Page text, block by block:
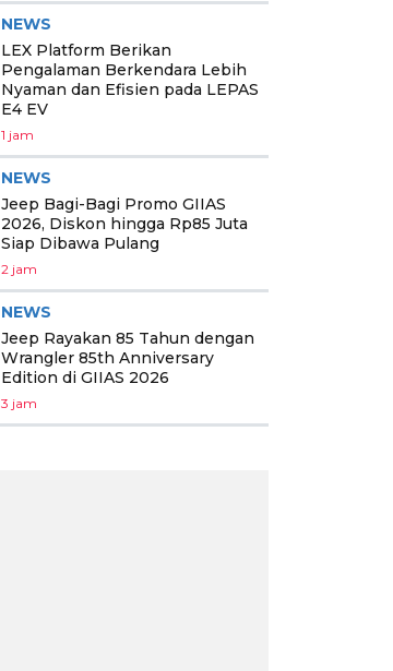
NEWS
LEX Platform Berikan
Pengalaman Berkendara Lebih
Nyaman dan Efisien pada LEPAS
E4 EV
1 jam
NEWS
Jeep Bagi-Bagi Promo GIIAS
2026, Diskon hingga Rp85 Juta
Siap Dibawa Pulang
2 jam
NEWS
Jeep Rayakan 85 Tahun dengan
Wrangler 85th Anniversary
Edition di GIIAS 2026
3 jam